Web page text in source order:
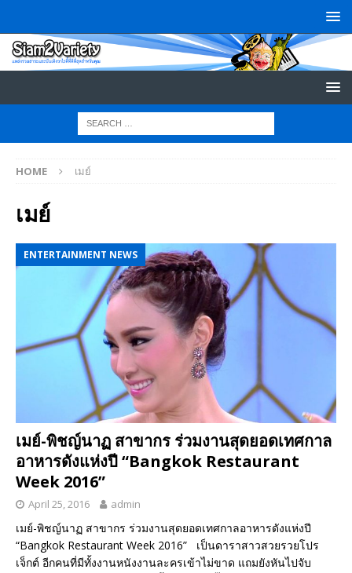
HOME เมย์
เมย์
ENTERTAINMENT NEWS
เมย์-พิชญ์นาฏ สาขากร ร่วมงานสุดยอดเทศกาล
อาหารดังแห่งปี “Bangkok Restaurant
Week 2016”
April 25, 2016 admin
เมย์-พิชญ์นาฏ สาขากร ร่วมงานสุดยอดเทศกาลอาหารดังแห่งปี
“Bangkok Restaurant Week 2016” เป็นดาราสาวสวยรวยโปร
เจ็กต์ อีกคนที่มีทั้งงานหนังงานละครเข้าไม่ขาด แถมยังหันไปจับ